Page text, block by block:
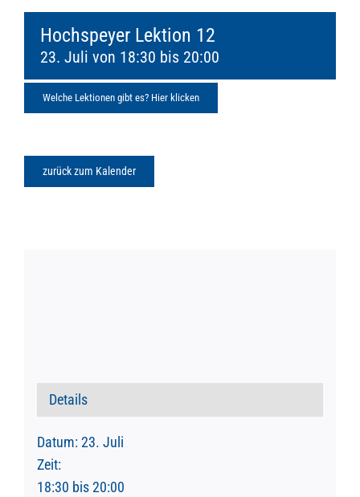
Hochspeyer Lektion 12
23. Juli von 18:30 bis 20:00
Welche Lektionen gibt es? Hier klicken
zurück zum Kalender
Details
Datum: 23. Juli
Zeit:
18:30 bis 20:00